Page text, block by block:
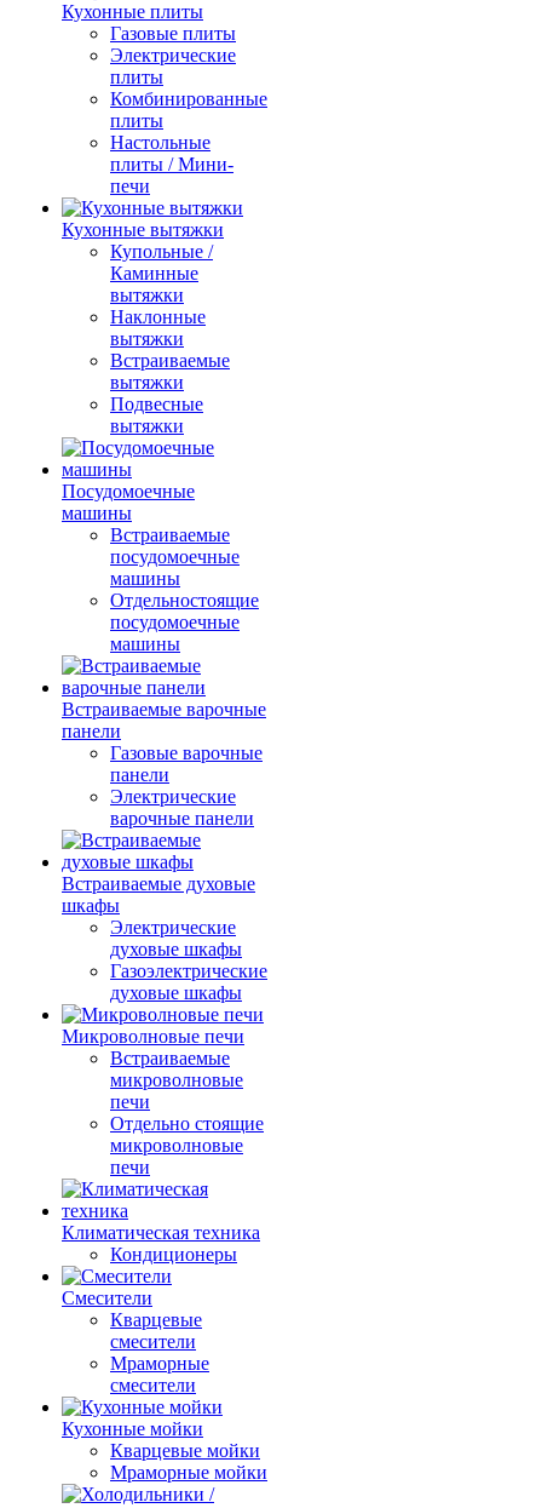
Кухонные плиты
Газовые плиты
Электрические
плиты
Комбинированные
плиты
Настольные
плиты / Мини-
печи
Кухонные вытяжки
Купольные /
Каминные
вытяжки
Наклонные
вытяжки
Встраиваемые
вытяжки
Подвесные
вытяжки
Посудомоечные
машины
Встраиваемые
посудомоечные
машины
Отдельностоящие
посудомоечные
машины
Встраиваемые варочные
панели
Газовые варочные
панели
Электрические
варочные панели
Встраиваемые духовые
шкафы
Электрические
духовые шкафы
Газоэлектрические
духовые шкафы
Микроволновые печи
Встраиваемые
микроволновые
печи
Отдельно стоящие
микроволновые
печи
Климатическая техника
Кондиционеры
Смесители
Кварцевые
смесители
Мраморные
смесители
Кухонные мойки
Кварцевые мойки
Мраморные мойки